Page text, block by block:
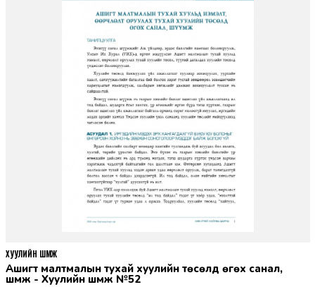
Ашигт малтмалын тухай хуулийн төсөлд өгөх санал,
шүүмж - Хуулийн шүүмж №52
ХУУЛИЙН ШҮҮМЖ